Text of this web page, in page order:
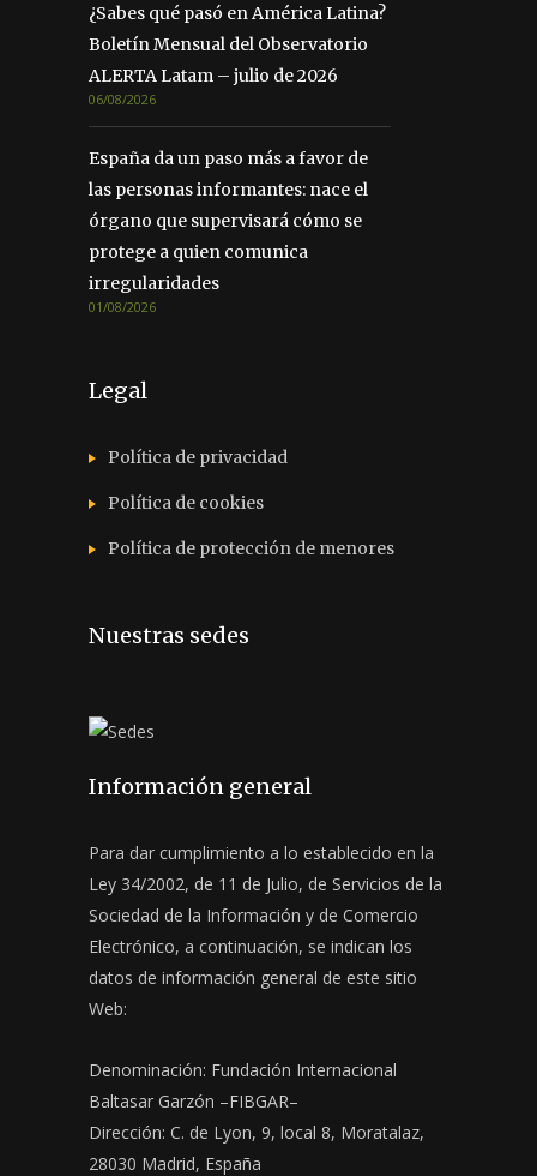
¿Sabes qué pasó en América Latina?
Boletín Mensual del Observatorio
ALERTA Latam – julio de 2026
06/08/2026
España da un paso más a favor de
las personas informantes: nace el
órgano que supervisará cómo se
protege a quien comunica
irregularidades
01/08/2026
Legal
Política de privacidad
Política de cookies
Política de protección de menores
Nuestras sedes
Información general
Para dar cumplimiento a lo establecido en la
Ley 34/2002, de 11 de Julio, de Servicios de la
Sociedad de la Información y de Comercio
Electrónico, a continuación, se indican los
datos de información general de este sitio
Web:
Denominación: Fundación Internacional
Baltasar Garzón –FIBGAR–
Dirección: C. de Lyon, 9, local 8, Moratalaz,
28030 Madrid, España